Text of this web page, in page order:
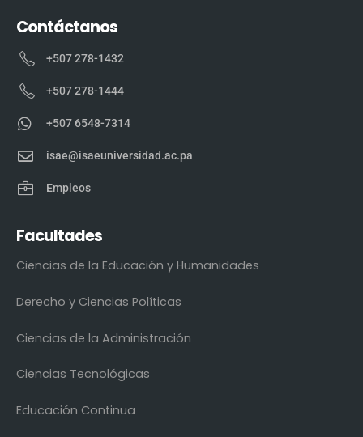
Contáctanos
+507 278-1432
+507 278-1444
+507 6548-7314
isae@isaeuniversidad.ac.pa
Empleos
Facultades
Ciencias de la Educación y Humanidades
Derecho y Ciencias Políticas
Ciencias de la Administración
Ciencias Tecnológicas
Educación Continua